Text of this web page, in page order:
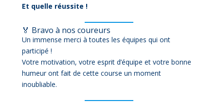
Et quelle réussite !
🏅 Bravo à nos coureurs
Un immense merci à toutes les équipes qui ont
participé !
Votre motivation, votre esprit d’équipe et votre bonne
humeur ont fait de cette course un moment
inoubliable.